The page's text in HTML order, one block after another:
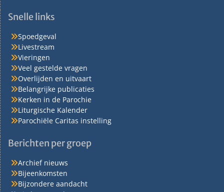
Snelle links
Spoedgeval
Livestream
Vieringen
Veel gestelde vragen
Overlijden en uitvaart
Belangrijke publicaties
Kerken in de Parochie
Liturgische Kalender
Parochiële Caritas instelling
Berichten per groep
Archief nieuws
Bijeenkomsten
Bijzondere aandacht